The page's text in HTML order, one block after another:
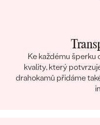
Ke každému
kvality, který
drahokamů přidáme